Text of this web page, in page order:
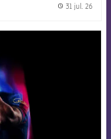
31 jul. 26
badge